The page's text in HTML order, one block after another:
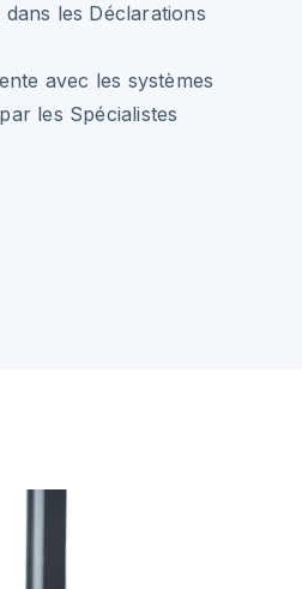
les Déclarations
avec les systèmes
les Spécialistes